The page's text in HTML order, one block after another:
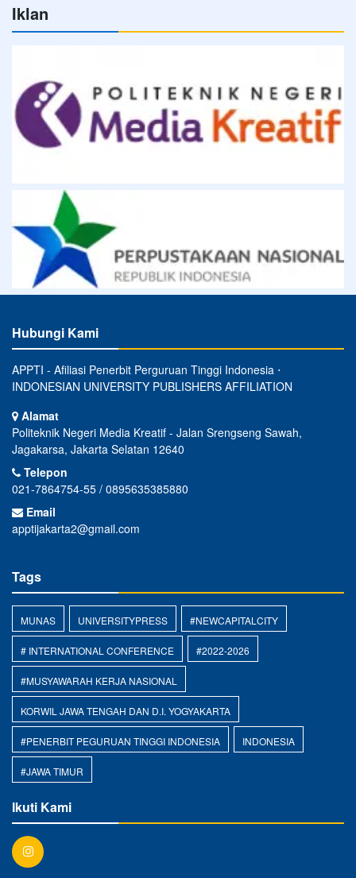
Iklan
Hubungi Kami
APPTI - Afiliasi Penerbit Perguruan Tinggi Indonesia ⋅
INDONESIAN UNIVERSITY PUBLISHERS AFFILIATION
Alamat
Politeknik Negeri Media Kreatif - Jalan Srengseng Sawah,
Jagakarsa, Jakarta Selatan 12640
Telepon
021-7864754-55 / 0895635385880
Email
apptijakarta2@gmail.com
Tags
MUNAS UNIVERSITYPRESS #NEWCAPITALCITY
# INTERNATIONAL CONFERENCE #2022-2026
#MUSYAWARAH KERJA NASIONAL
KORWIL JAWA TENGAH DAN D.I. YOGYAKARTA
#PENERBIT PEGURUAN TINGGI INDONESIA INDONESIA
#JAWA TIMUR
Ikuti Kami